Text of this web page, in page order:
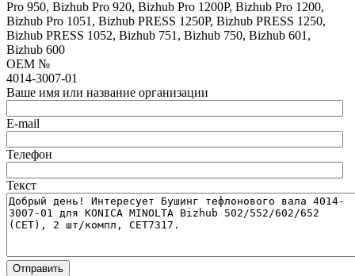
Pro 950, Bizhub Pro 920, Bizhub Pro 1200P, Bizhub Pro 1200,
Bizhub Pro 1051, Bizhub PRESS 1250P, Bizhub PRESS 1250,
Bizhub PRESS 1052, Bizhub 751, Bizhub 750, Bizhub 601,
Bizhub 600
OEM №
4014-3007-01
Ваше имя или название организации
E-mail
Телефон
Текст
Отправить